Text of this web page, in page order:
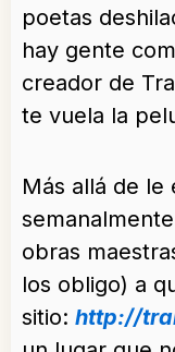
poetas
hay gente
creador de
te vuela la
Más allá de le
obras
los obligo) a
sitio: http://